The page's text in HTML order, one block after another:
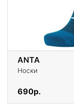
ANTA
Носки
690р.